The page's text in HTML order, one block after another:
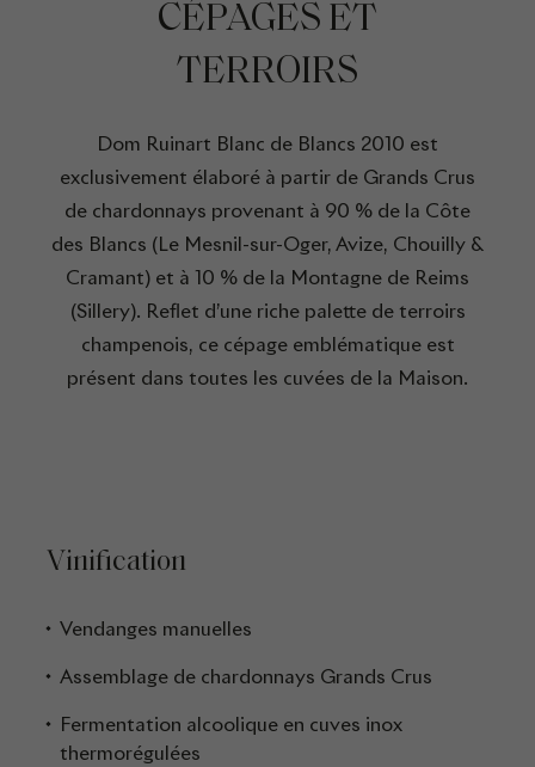
CÉPAGES ET
TERROIRS
Dom Ruinart Blanc de Blancs 2010 est
exclusivement élaboré à partir de Grands Crus
de chardonnays provenant à 90 % de la Côte
des Blancs (Le Mesnil-sur-Oger, Avize, Chouilly &
Cramant) et à 10 % de la Montagne de Reims
(Sillery). Reflet d’une riche palette de terroirs
champenois, ce cépage emblématique est
présent dans toutes les cuvées de la Maison.
Vinification
Vendanges manuelles
Assemblage de chardonnays Grands Crus
Fermentation alcoolique en cuves inox
thermorégulées